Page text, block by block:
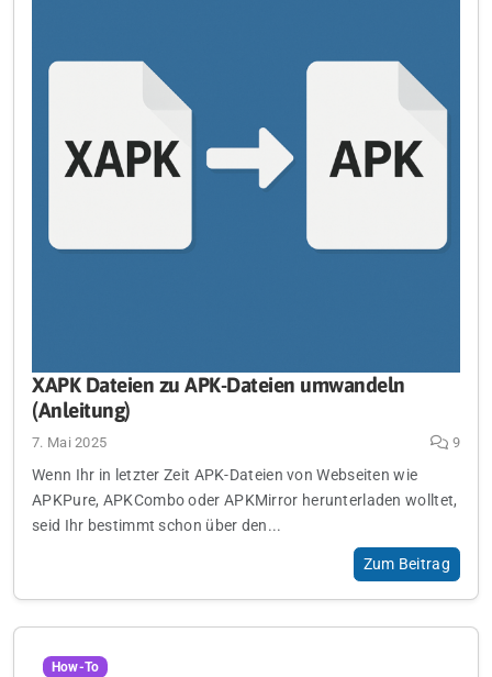
XAPK Dateien zu APK-Dateien umwandeln
(Anleitung)
7. Mai 2025 9
Wenn Ihr in letzter Zeit APK-Dateien von Webseiten wie
APKPure, APKCombo oder APKMirror herunterladen wolltet,
seid Ihr bestimmt schon über den...
Zum Beitrag
How-To